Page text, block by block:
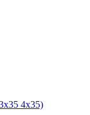
4x35)